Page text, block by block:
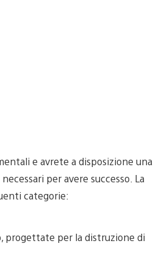
e avrete a disposizione una
per avere successo. La
categorie:
progettate per la distruzione di